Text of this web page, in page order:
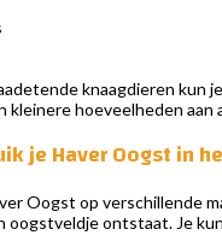
knaagdieren kun
kleinere hoeveelheden
je Haver Oogst in
Oogst op verschillende
oogstveldje ontstaat. Je